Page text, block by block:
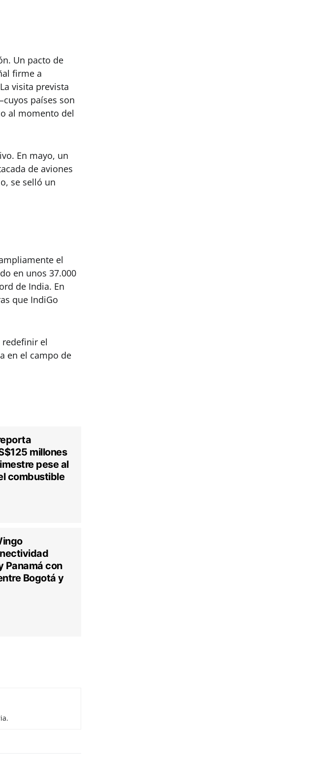
Un pacto de
firme a
visita prevista
países son
al momento del
En mayo, un
de aviones
se selló un
el
en unos 37.000
de India. En
que IndiGo
redefinir el
en el campo de
millones
pese al
combustible
Panamá con
Bogotá y